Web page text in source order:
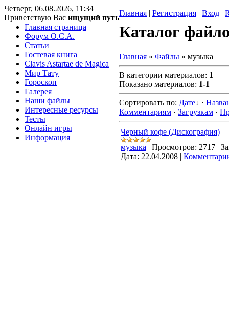
Четверг, 06.08.2026, 11:34
Приветствую Вас ищущий путь
Главная | Регистрация | Вход |
Главная страница
Форум O.C.A.
Статьи
Гостевая книга
Clavis Astartae de Magica
Мир Тату
Гороскоп
Галерея
Наши файлы
Интересные ресурсы
Тесты
Онлайн игры
Информация
Каталог
Главная » Файлы » музыка
В категории материалов: 1
Показано материалов: 1-1
Сортировать по: Дате ·
Комментариям · Загрузкам ·
Черный кофе (Дискография)
музыка | Просмотров: 2717 |
Дата: 22.04.2008 |